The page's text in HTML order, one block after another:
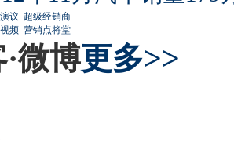
议 超级经销商
频 营销点将堂
微博更多>>